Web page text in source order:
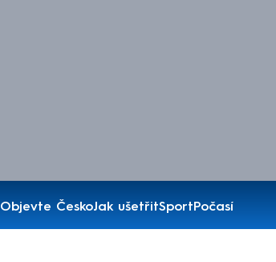
Objevte ČeskoJak ušetřitSportPočasí